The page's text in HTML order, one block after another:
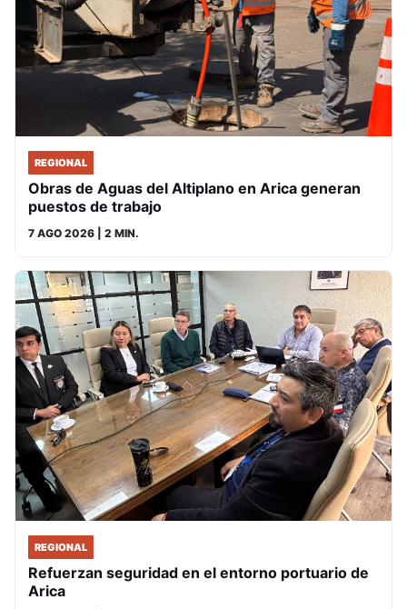
REGIONAL
Obras de Aguas del Altiplano en Arica generan
puestos de trabajo
7 AGO 2026 | 2 MIN.
REGIONAL
Refuerzan seguridad en el entorno portuario de
Arica